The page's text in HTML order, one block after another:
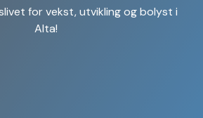
for vekst, utvikling og bolyst i
Alta!